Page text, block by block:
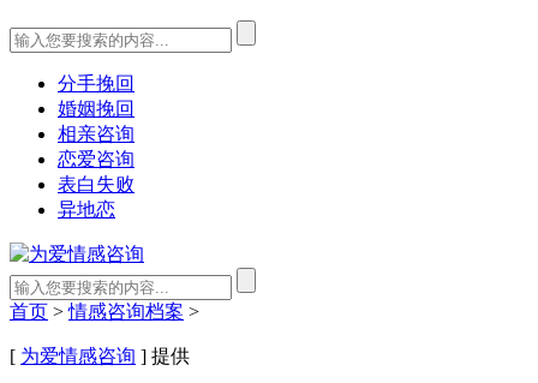
分手挽回
婚姻挽回
相亲咨询
恋爱咨询
表白失败
异地恋
首页 >情感咨询档案 >
[ 为爱情感咨询 ] 提供